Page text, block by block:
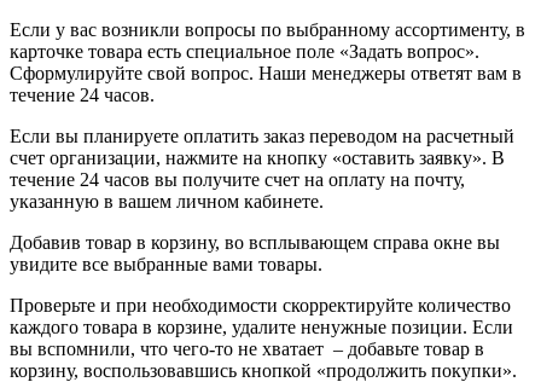
Если у вас возникли вопросы по выбранному ассортименту, в
карточке товара есть специальное поле «Задать вопрос».
Сформулируйте свой вопрос. Наши менеджеры ответят вам в
течение 24 часов.
Если вы планируете оплатить заказ переводом на расчетный
счет организации, нажмите на кнопку «оставить заявку». В
течение 24 часов вы получите счет на оплату на почту,
указанную в вашем личном кабинете.
Добавив товар в корзину, во всплывающем справа окне вы
увидите все выбранные вами товары.
Проверьте и при необходимости скорректируйте количество
каждого товара в корзине, удалите ненужные позиции. Если
вы вспомнили, что чего-то не хватает – добавьте товар в
корзину, воспользовавшись кнопкой «продолжить покупки».